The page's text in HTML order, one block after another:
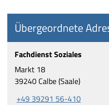
Übergeordnete
Fachdienst Soziales
Markt 18
39240 Calbe (Saale)
+49 39291 56-410